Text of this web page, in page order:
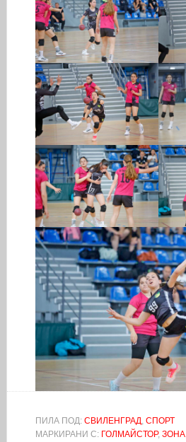
ПИЛА ПОД: СВИЛЕНГРАД, СПОРТ
МАРКИРАНИ С: ГОЛМАЙСТОР, ЗОНА